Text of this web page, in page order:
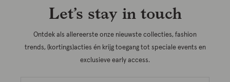
Let’s stay in touch
Ontdek als allereerste onze nieuwste collecties, fashion
trends, (kortings)acties én krijg toegang tot speciale events en
exclusieve early access.